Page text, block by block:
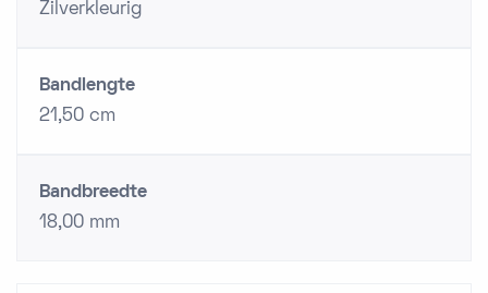
Zilverkleurig
Bandlengte
21,50 cm
Bandbreedte
18,00 mm